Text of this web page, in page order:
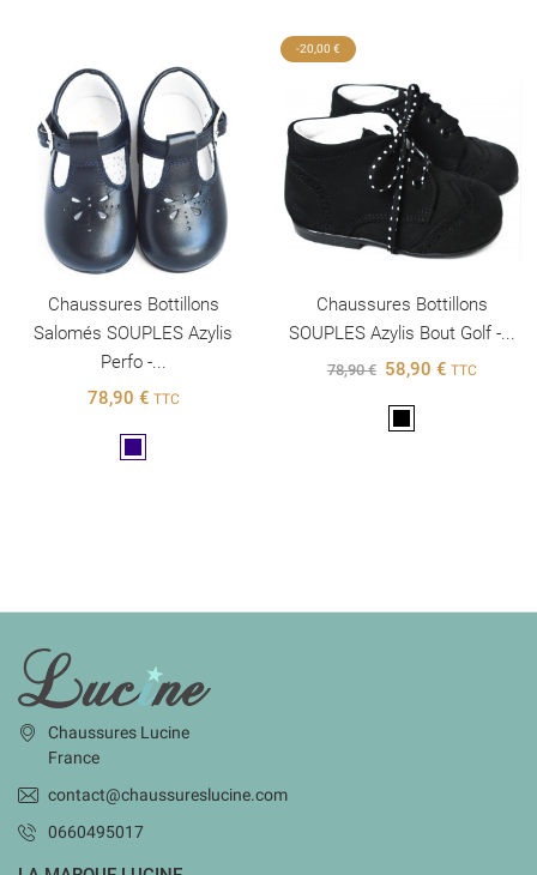
Chaussures Bottillons
Salomés SOUPLES Azylis
Perfo -...
78,90 € TTC
-20,00 €
Chaussures Bottillons
SOUPLES Azylis Bout Golf -...
78,90 € 58,90 € TTC
INFORMATIONS
Chaussures Lucine
France
contact@chaussureslucine.com
0660495017